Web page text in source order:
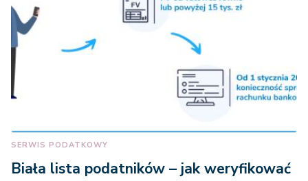
SERWIS PODATKOWY
Biała lista podatników – jak weryfikować